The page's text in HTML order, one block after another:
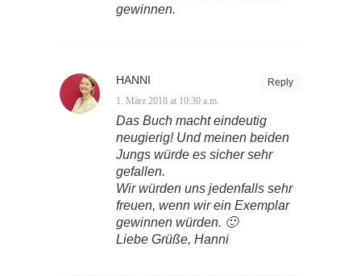
gewinnen.
Reply
HANNI
1. März 2018 at 10:30 a.m.
Das Buch macht eindeutig
neugierig! Und meinen beiden
Jungs würde es sicher sehr
gefallen.
Wir würden uns jedenfalls sehr
freuen, wenn wir ein Exemplar
gewinnen würden. 🙂
Liebe Grüße, Hanni